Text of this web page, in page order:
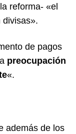
reforma- «el
divisas».
de pagos
preocupación
«.
además de los